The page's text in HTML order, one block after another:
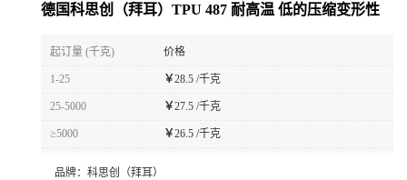
德国科思创（拜耳）TPU 487 耐高温 低的压缩变形性
起订量 (千克) 价格
1-25 ￥28.5 /千克
25-5000 ￥27.5 /千克
≥5000 ￥26.5 /千克
品牌： 科思创（拜耳）